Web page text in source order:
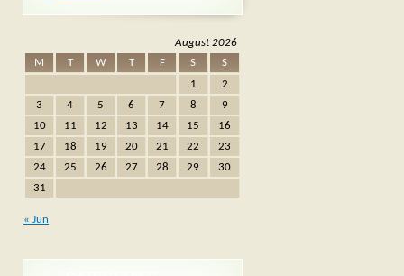
August 2026
M
T W T F S
S
1
2
3
4 5 6 7 8
9
10
11 12 13 14 15
16
17
18 19 20 21 22
23
24
25 26 27 28 29
30
31
« Jun